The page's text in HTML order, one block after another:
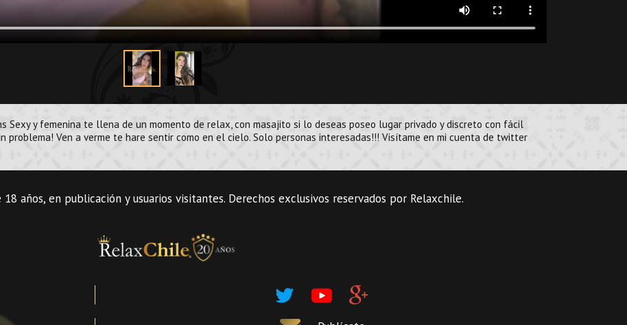
Sexy y femenina te llena de un momento de relax, con masajito si lo deseas poseo lugar privado y discreto con fácil
problema! Ven a verme te hare sentir como en el cielo. Solo personas interesadas!!! Visítame en mi cuenta de twitter
años, en publicación y usuarios visitantes. Derechos exclusivos reservados por Relaxchile.